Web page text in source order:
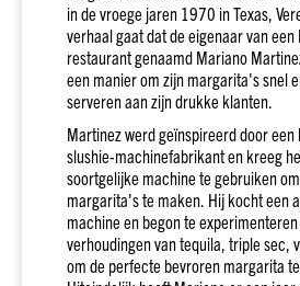
bij...
Smaak
Fris
&
wit
Vol
wit
Droog
wit
in de vroege jaren 1970 in Texas,
verhaal gaat dat de eigenaar van een
restaurant genaamd Mariano
een manier om zijn margarita's snel
serveren aan zijn drukke klanten.
Martinez werd geïnspireerd door een
slushie-machinefabrikant en kreeg
soortgelijke machine te gebruiken
margarita's te maken. Hij kocht een
machine en begon te
verhoudingen van tequila, triple sec,
om de perfecte bevroren margarita